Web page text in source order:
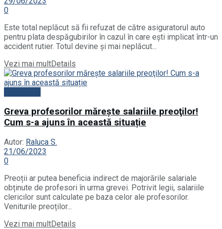
0
Este total neplăcut să fii refuzat de către asiguratorul auto
pentru plata despăgubirilor în cazul în care ești implicat într-un
accident rutier. Totul devine și mai neplăcut...
Vezi mai multDetails
Greva profesorilor măreşte salariile preoţilor!
Cum s-a ajuns în această situație
Autor: Raluca S.
21/06/2023
0
Preoții ar putea beneficia indirect de majorările salariale
obținute de profesori în urma grevei. Potrivit legii, salariile
clericilor sunt calculate pe baza celor ale profesorilor.
Veniturile preoților...
Vezi mai multDetails